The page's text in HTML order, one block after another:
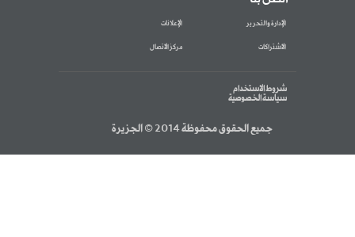
الإدارة والتحرير الإعلانات
الاشتراكات مركز الاتصال
شروط الاستخدام
سياسة الخصوصية
جميع الحقوق محفوظة 2014 © الجزيرة